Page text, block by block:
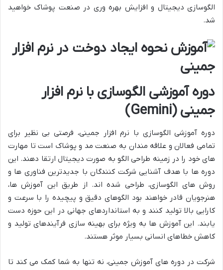
الگوسازی دیجیتال و افزایش بهره وری در صنعت پوشاک خواهید
شد.
دوره آموزشی الگوسازی با نرم افزار
جمینی (Gemini)
دوره آموزشی الگوسازی با نرم افزار جمینی، فرصتی بی نظیر برای
تمامی فعالان و علاقه مندان به صنعت مد و پوشاک است تا مهارت
های خود را در زمینه طراحی الگو به صورت دیجیتال ارتقا دهند. این
دوره ها با هدف آشنایی شرکت کنندگان با جدیدترین فناوری ها و
روش های الگوسازی، طراحی شده اند. از طریق این آموزش ها،
هنرجویان قادر خواهند بود الگوهای دقیق و پیچیده را با سرعت و
کارایی بالا تولید کنند و به استانداردهای جهانی در این حوزه دست
یابند. این آموزش ها به ویژه برای بهینه سازی فرآیندهای تولید و
کاهش خطاهای انسانی بسیار موثر هستند.
شرکت در دوره های آموزش جمینی، نه تنها به شما کمک می کند تا